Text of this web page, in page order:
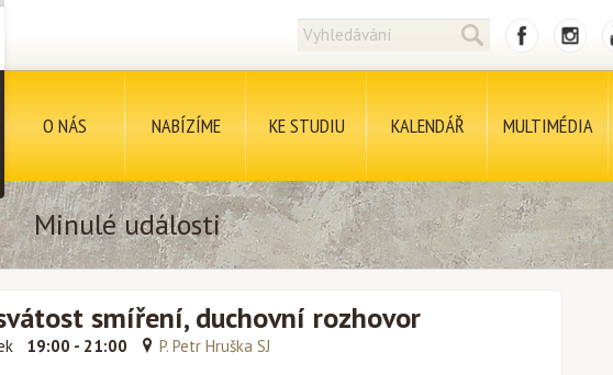
O NÁS NABÍZÍME KE STUDIU KALENDÁŘ MULTIMÉDIA
Minulé události
smíření, duchovní rozhovor
19:00 - 21:00 P. Petr Hruška SJ